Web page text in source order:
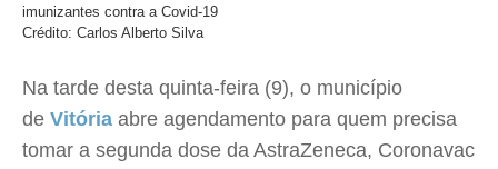
imunizantes contra a Covid-19
Crédito: Carlos Alberto Silva
Na tarde desta quinta-feira (9), o município
de Vitória abre agendamento para quem precisa
tomar a segunda dose da AstraZeneca, Coronavac